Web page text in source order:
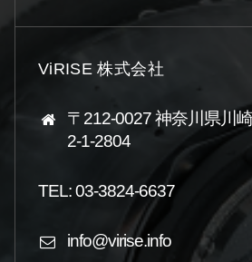
ViRISE 株式会社
〒212-0027 神奈川県川
2-1-2804
TEL: 03-3824-6637
info@virise.info